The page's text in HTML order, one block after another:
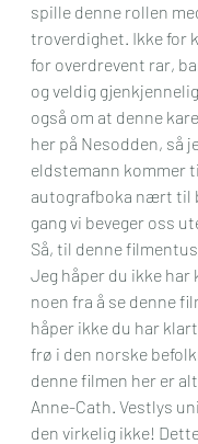
spille denne rollen
troverdighet. Ikke for
for overdrevent rar,
og veldig
også om at denne
her på Nesodden, så
eldstemann kommer
autografboka nært til
gang vi beveger oss
Så, til denne
Jeg håper du ikke har
noen fra å se denne
håper ikke du har
frø i den norske
denne filmen her er
Anne-Cath. Vestlys
den virkelig ikke!